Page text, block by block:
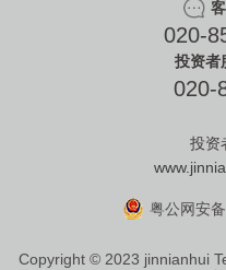
020-
投资者
020-
投资
粤公网安
Copyright © 2023 jinnianhui